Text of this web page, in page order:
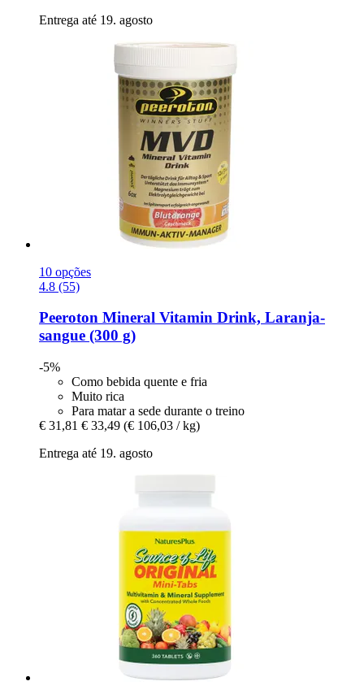
Entrega até 19. agosto
10 opções
4.8 (55)
Peeroton Mineral Vitamin Drink, Laranja-​
sangue (300 g)
-5%
Como bebida quente e fria
Muito rica
Para matar a sede durante o treino
€ 31,81 € 33,49 (€ 106,03 / kg)
Entrega até 19. agosto